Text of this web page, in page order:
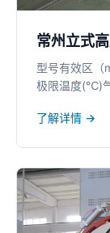
常州立式
型号有效区
极限温度(℃)
了解详情 →